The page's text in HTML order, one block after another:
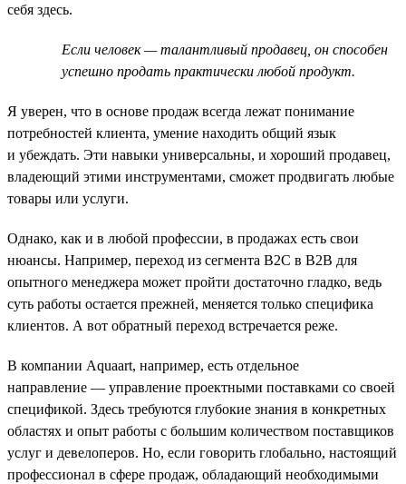
себя здесь.
Если человек — талантливый продавец, он способен
успешно продать практически любой продукт.
Я уверен, что в основе продаж всегда лежат понимание
потребностей клиента, умение находить общий язык
и убеждать. Эти навыки универсальны, и хороший продавец,
владеющий этими инструментами, сможет продвигать любые
товары или услуги.
Однако, как и в любой профессии, в продажах есть свои
нюансы. Например, переход из сегмента B2C в B2B для
опытного менеджера может пройти достаточно гладко, ведь
суть работы остается прежней, меняется только специфика
клиентов. А вот обратный переход встречается реже.
В компании Aquaart, например, есть отдельное
направление — управление проектными поставками со своей
спецификой. Здесь требуются глубокие знания в конкретных
областях и опыт работы с большим количеством поставщиков
услуг и девелоперов. Но, если говорить глобально, настоящий
профессионал в сфере продаж, обладающий необходимыми